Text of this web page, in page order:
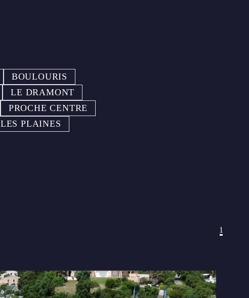
BOULOURIS
LE DRAMONT
PROCHE CENTRE
LES PLAINES
1